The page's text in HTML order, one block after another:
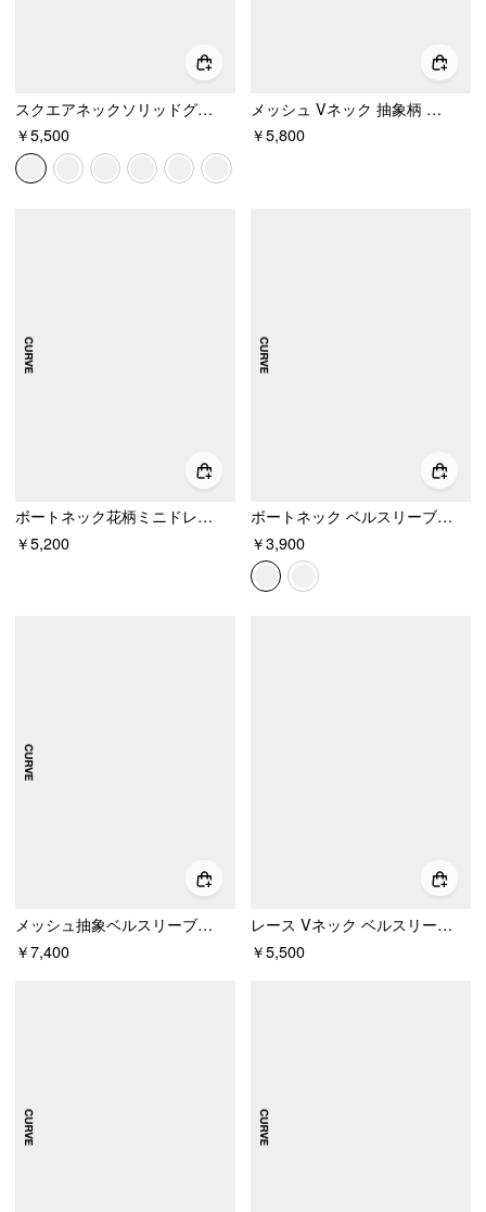
スクエアネックソリッドグリッターノットミニドレス
￥5,500
メッシュ Vネック 抽象柄 ノット ツイスト ラッフル ミニワンピース
￥5,800
ボートネック花柄ミニドレスカーブ＆プラス
￥5,200
ボートネック ベルスリーブ タイサイド ルーシュ ミニドレス カーブ＆プラス
￥3,900
メッシュ抽象ベルスリーブツイストノットAラインミニドレス カーブ＆プラス
￥7,400
レース Vネック ベルスリーブ ハイロー ミニドレス
￥5,500